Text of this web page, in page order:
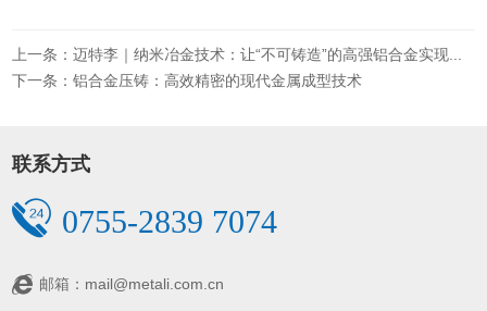
上一条：迈特李｜纳米冶金技术：让“不可铸造”的高强铝合金实现规模化量产
下一条：铝合金压铸：高效精密的现代金属成型技术
联系方式
0755-2839 7074
邮箱：mail@metali.com.cn